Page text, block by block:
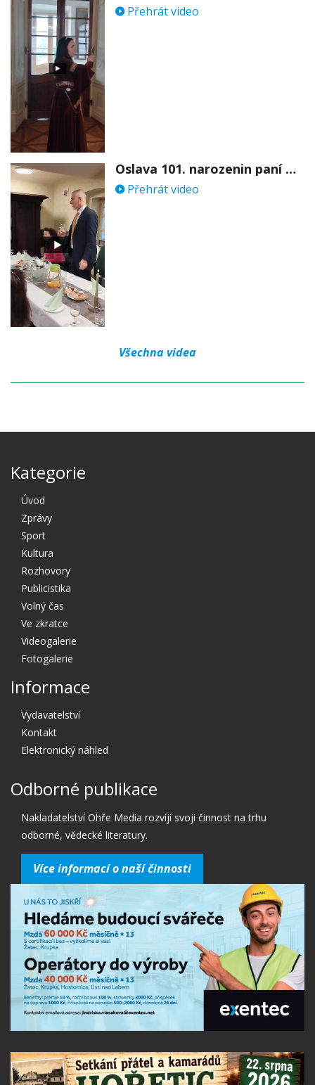
Přehrát video
Oslava 101. narozenin paní Věry Skořepové
Přehrát video
Všechna videa
Kategorie
Úvod
Zprávy
Sport
Kultura
Rozhovory
Publicistika
Volný čas
Ve zkratce
Videogalerie
Fotogalerie
Informace
Vydavatelství
Kontakt
Elektronický náhled
Odborné publikace
Nakladatelství Ohře Media rozvíjí svoji činnost na trhu
odborné, vědecké literatury.
Více informací o naší činnosti